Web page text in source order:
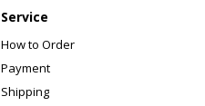
Service
How to Order
Payment
Shipping